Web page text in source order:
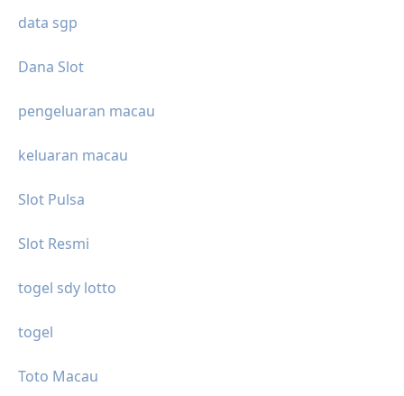
data sgp
Dana Slot
pengeluaran macau
keluaran macau
Slot Pulsa
Slot Resmi
togel sdy lotto
togel
Toto Macau